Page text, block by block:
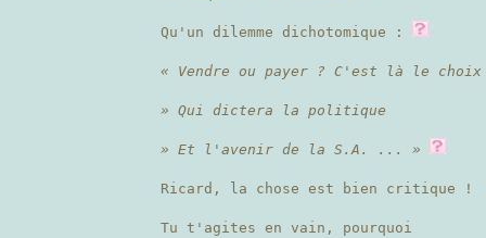
Qu'un dilemme dichotomique :
« Vendre ou payer ? C'est là le choix
» Qui dictera la politique
» Et l'avenir de la S.A. ... »
Ricard, la chose est bien critique !
Tu t'agites en vain, pourquoi